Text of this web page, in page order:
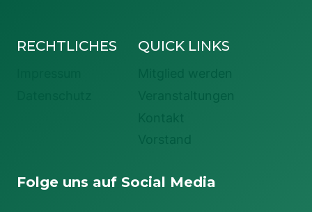
RECHTLICHES QUICK LINKS
Folge uns auf Social Media